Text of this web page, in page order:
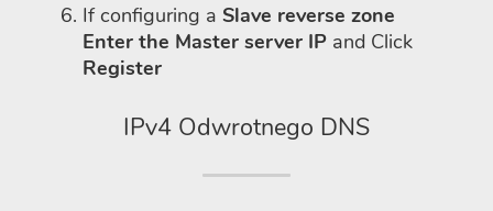
If configuring a Slave reverse zone
Enter the Master server IP and Click
Register
IPv4 Odwrotnego DNS